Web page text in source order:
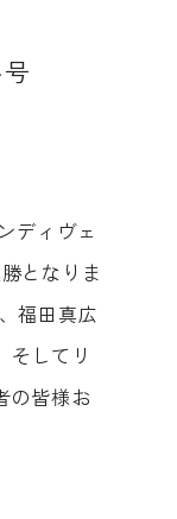
号
ディヴェ
となりま
福田真広
そしてリ
の皆様お